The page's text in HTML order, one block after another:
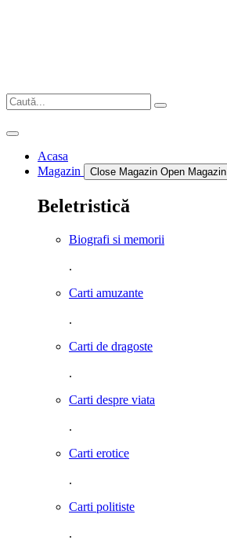
Acasa
Magazin
Close Magazin Open Magazin
Beletristică
Biografi si memorii
.
Carti amuzante
.
Carti de dragoste
.
Carti despre viata
.
Carti erotice
.
Carti politiste
.